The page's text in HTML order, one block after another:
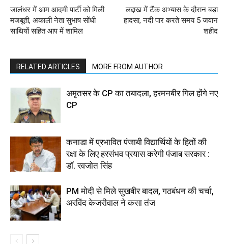
जालंधर में आम आदमी पार्टी को मिली
मजबूती, अकाली नेता सुभाष सोंधी
साथियों सहित आप में शामिल
लद्दाख में टैंक अभ्यास के दौरान बड़ा
हादसा, नदी पार करते समय 5 जवान
शहीद
RELATED ARTICLES MORE FROM AUTHOR
अमृतसर के CP का तबादला, हरमनबीर गिल होंगे नए
CP
कनाडा में प्रभावित पंजाबी विद्यार्थियों के हितों की
रक्षा के लिए हरसंभव प्रयास करेगी पंजाब सरकार :
डॉ. रवजोत सिंह
PM मोदी से मिले सुखबीर बादल, गठबंधन की चर्चा,
अरविंद केजरीवाल ने कसा तंज